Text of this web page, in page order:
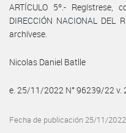
ARTÍCULO 5º.- Regístrese,
DIRECCIÓN NACIONAL DEL
archívese.
Nicolas Daniel Batlle
e. 25/11/2022 N° 96239/22
Fecha de publicación 25/11/2022